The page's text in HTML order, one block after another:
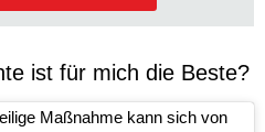
ist für mich die Beste?
Maßnahme kann sich von